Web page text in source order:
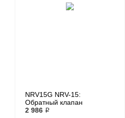
NRV15G NRV-15:
Обратный клапан
2 986 ₽